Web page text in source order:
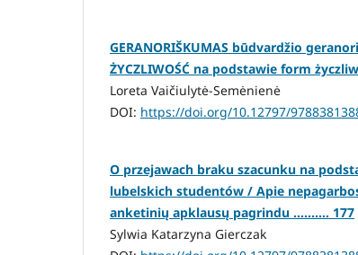
GERANORIŠKUMAS būdvardžio
ŻYCZLIWOŚĆ na podstawie form
Loreta Vaičiulytė-Semėnienė
DOI: https://doi.org/10.12797/
O przejawach braku szacunku na
lubelskich studentów / Apie
anketinių apklausų pagrindu .......... 177
Sylwia Katarzyna Gierczak